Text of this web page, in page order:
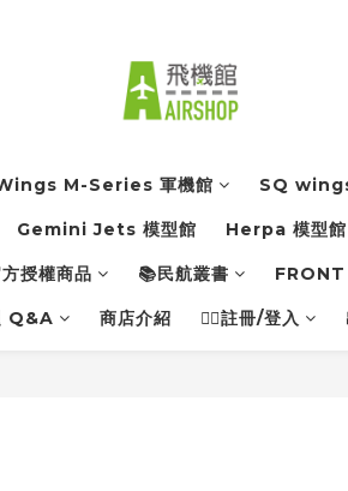
M-Series 軍機館 SQ
Gemini Jets 模型館 Herpa 模型館
授權商品 📚民航叢書
Q&A 商店介紹 👨‍✈️註冊/登入